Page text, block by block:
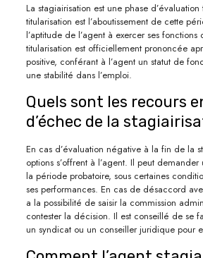
La stagiairisation est une phase
titularisation est l’aboutissement de cette
l’aptitude de l’agent à exercer ses
titularisation est officiellement prononcée
positive, conférant à l’agent un statut de
une stabilité dans l’emploi.
Quels sont les recours
d’échec de la
En cas d’évaluation négative à la fin de la
options s’offrent à l’agent. Il peut
la période probatoire, sous certaines
ses performances. En cas de désaccord
a la possibilité de saisir la commission
contester la décision. Il est conseillé de se
un syndicat ou un conseiller juridique pour